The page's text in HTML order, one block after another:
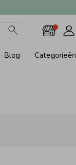
Blog Categorieën